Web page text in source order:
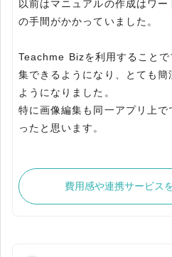
以前はマニュアルの作成はワ
の手間がかかっていました。
Teachme Bizを利用すること
集できるようになり、とても
ようになりました。
特に画像編集も同一アプリ上
ったと思います。
費用感や連携サービス